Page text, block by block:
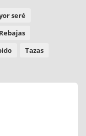
seré
Rebajas
Tazas